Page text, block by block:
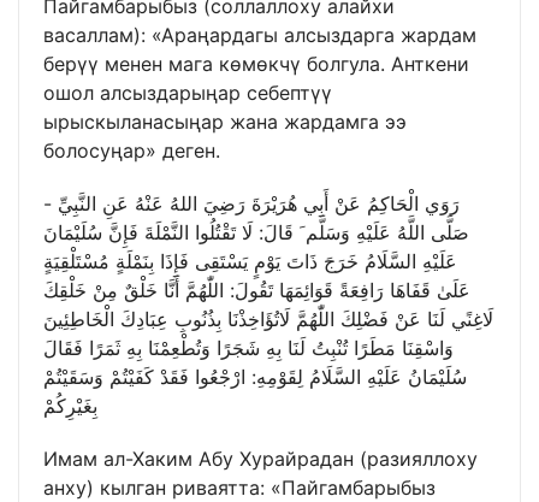
Пайгамбарыбыз (соллаллоху алайхи
васаллам): «Араңардагы алсыздарга жардам
берүү менен мага көмөкчү болгула. Анткени
ошол алсыздарыңар себептүү
ырыскыланасыңар жана жардамга ээ
болосуңар» деген.
رَوَي الْحَاكِمُ عَنْ أَبِي هُرَيْرَةَ رَضِيَ اللهُ عَنْهُ عَنِ النَّبِيِّ -
صَلَّى اللَّهُ عَلَيْهِ وَسَلَّم َ قَالَ: لَا تَقْتُلُوا النَّمْلَةَ فَإِنَّ سُلَيْمَانَ
عَلَيْهِ السَّلَامُ خَرَجَ ذَاتَ يَوْمٍ يَسْتَقِى فَإِذَا بِنَمْلَةٍ مُسْتَلْقِيَةٍ
عَلَىٰ قَفَاهَا رَافِعَةً قَوَائِمَهَا تَقُولَ: اللّٰهُمَّ أَنَّا خَلْقٌ مِنْ خَلْقِكَ
لَاغِنًي لَنَا عَنْ فَضْلِكَ اللّٰهُمَّ لَاتُؤَاخِذْنَا بِذُنُوبِ عِبَادِكَ الْخَاطِئِينَ
وَاسْقِنَا مَطَرًا تُنْبِتُ لَنَا بِهِ شَجَرًا وَتُطْعِمْنَا بِهِ ثَمَرًا فَقَالَ
سُلَيْمَانُ عَلَيْهِ السَّلَامُ لِقَوْمِهِ: ارْجْعُوا فَقَدْ كَفَيْتُمْ وَسَقَيْتُمْ
بِغَيْرِكُمْ
Имам ал-Хаким Абу Хурайрадан (разияллоху
анху) кылган риваятта: «Пайгамбарыбыз